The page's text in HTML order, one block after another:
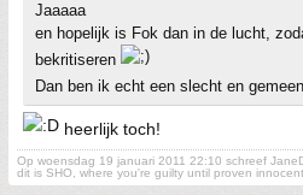
Jaaaaa
en hopelijk is Fok dan in de lucht,
bekritiseren
Dan ben ik echt een slecht en
heerlijk toch!
Op woensdag 19 januari 2011 22:10 schreef
dit is SHO, where you're guilty until proven innocent